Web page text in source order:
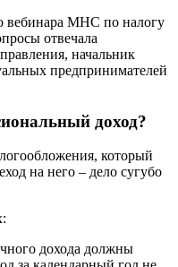
вебинара МНС по налогу
отвечала
начальник
предпринимателей
доход?
который
на него – дело сугубо
дохода должны